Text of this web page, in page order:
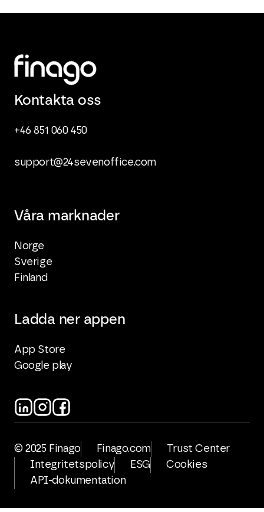
Kontakta oss
+46 851 060 450
support@24sevenoffice.com
Våra marknader
Norge
Sverige
Finland
Ladda ner appen
App Store
Google play
© 2025 Finago Finago.com
Trust Center
Integritetspolicy
ESG
Cookies
API-dokumentation